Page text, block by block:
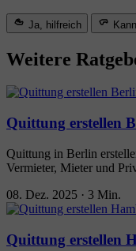
Ja, hilfreich
Weitere
Quittung erstellen
Quittung in Berlin
Vermieter, Mieter und
08. Dez. 2025 · 3 Min.
Quittung erstellen